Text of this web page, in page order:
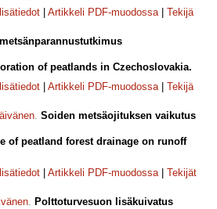
Artikkeli PDF-muodossa| Tekijä
of peatlands in Czechoslovakia.
Artikkeli PDF-muodossa| Tekijä
. Soiden metsäojituksen vaikutus
of peatland forest drainage on runoff
Artikkeli PDF-muodossa| Tekijät
. Polttoturvesuon lisäkuivatus